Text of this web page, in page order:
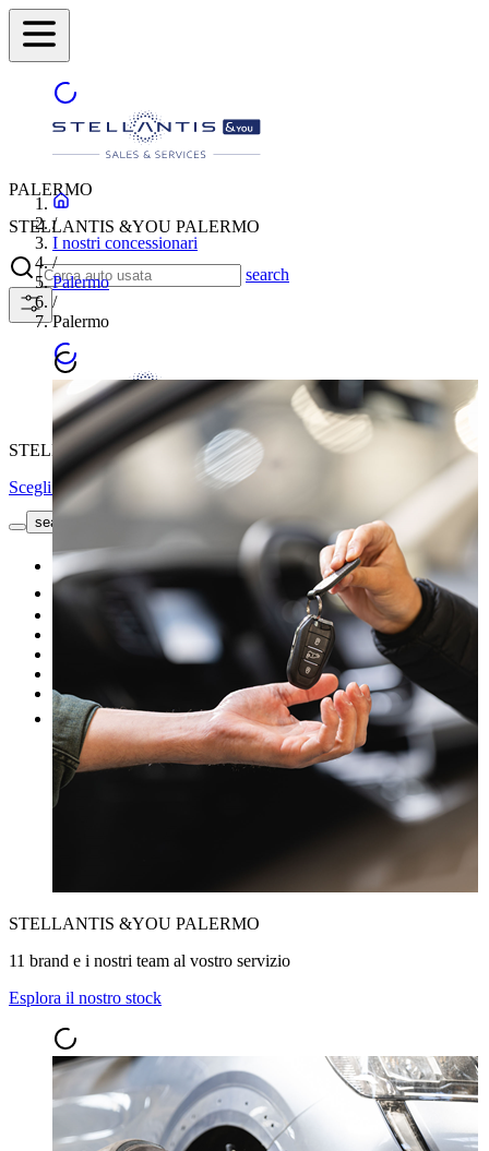
PALERMO
STELLANTIS &YOU PALERMO
search
STELLANTIS &YOU PALERMO
Scegli un'altra città
search button - icon Richiedi informazioni
Nuovo
Usato
Le nostre offerte
Vendi un'auto
Altro
/
I nostri concessionari
/
Palermo
/
Palermo
STELLANTIS &YOU PALERMO
11 brand e i nostri team al vostro servizio
Esplora il nostro stock